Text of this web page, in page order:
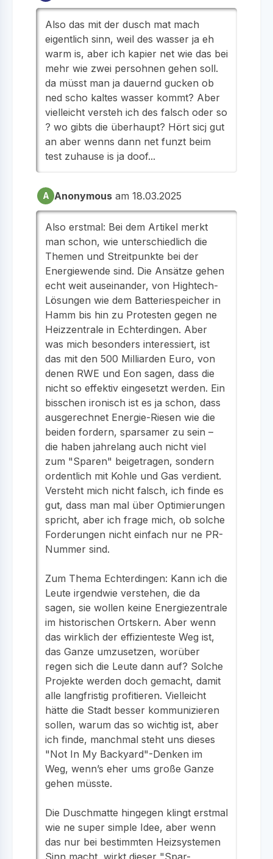
Also das mit der dusch mat mach
eigentlich sinn, weil des wasser ja eh
warm is, aber ich kapier net wie das bei
mehr wie zwei persohnen gehen soll.
da müsst man ja dauernd gucken ob
ned scho kaltes wasser kommt? Aber
vielleicht versteh ich des falsch oder so
? wo gibts die überhaupt? Hört sicj gut
an aber wenns dann net funzt beim
test zuhause is ja doof...
A Anonymous am 18.03.2025
Also erstmal: Bei dem Artikel merkt
man schon, wie unterschiedlich die
Themen und Streitpunkte bei der
Energiewende sind. Die Ansätze gehen
echt weit auseinander, von Hightech-
Lösungen wie dem Batteriespeicher in
Hamm bis hin zu Protesten gegen ne
Heizzentrale in Echterdingen. Aber
was mich besonders interessiert, ist
das mit den 500 Milliarden Euro, von
denen RWE und Eon sagen, dass die
nicht so effektiv eingesetzt werden. Ein
bisschen ironisch ist es ja schon, dass
ausgerechnet Energie-Riesen wie die
beiden fordern, sparsamer zu sein –
die haben jahrelang auch nicht viel
zum "Sparen" beigetragen, sondern
ordentlich mit Kohle und Gas verdient.
Versteht mich nicht falsch, ich finde es
gut, dass man mal über Optimierungen
spricht, aber ich frage mich, ob solche
Forderungen nicht einfach nur ne PR-
Nummer sind.
Zum Thema Echterdingen: Kann ich die
Leute irgendwie verstehen, die da
sagen, sie wollen keine Energiezentrale
im historischen Ortskern. Aber wenn
das wirklich der effizienteste Weg ist,
das Ganze umzusetzen, worüber
regen sich die Leute dann auf? Solche
Projekte werden doch gemacht, damit
alle langfristig profitieren. Vielleicht
hätte die Stadt besser kommunizieren
sollen, warum das so wichtig ist, aber
ich finde, manchmal steht uns dieses
"Not In My Backyard"-Denken im
Weg, wenn’s eher ums große Ganze
gehen müsste.
Die Duschmatte hingegen klingt erstmal
wie ne super simple Idee, aber wenn
das nur bei bestimmten Heizsystemen
Sinn macht, wirkt dieser "Spar-